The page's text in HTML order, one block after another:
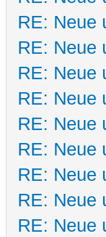
RE: Neue
RE: Neue
RE: Neue
RE: Neue
RE: Neue
RE: Neue
RE: Neue
RE: Neue
RE: Neue